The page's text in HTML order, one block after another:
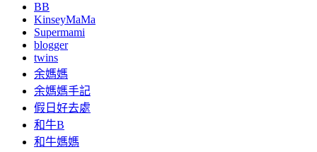
BB
KinseyMaMa
Supermami
blogger
twins
余媽媽
余媽媽手記
假日好去處
和牛B
和牛媽媽